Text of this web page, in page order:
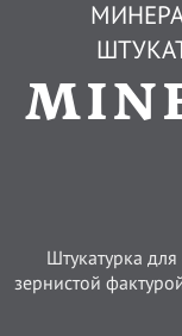
Штукатурка
зернистой